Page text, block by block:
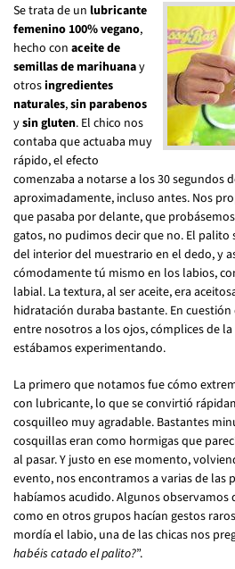
Se trata de un lubricante
femenino 100% vegano,
hecho con aceite de
semillas de marihuanay
otrosingredientes
naturales,sin parabenos
ysin gluten. El chico nos
contaba que actuaba muy
rápido, el efecto
comenzaba a notarse a los 30 segundos
aproximadamente, incluso antes. Nos
que pasaba por delante, que
gatos, no pudimos decir que no. El palito
del interior del muestrario en el dedo, y
cómodamente tú mismo en los labios,
labial. La textura, al ser aceite, era
hidratación duraba bastante. En
entre nosotros a los ojos, cómplices de
estábamos experimentando.
La primero que notamos fue cómo
con lubricante, lo que se convirtió
cosquilleo muy agradable. Bastantes
cosquillas eran como hormigas que
al pasar. Y justo en ese momento,
evento, nos encontramos a varias de las
habíamos acudido. Algunos
como en otros grupos hacían gestos
mordía el labio, una de las chicas nos
habéis catado el palito?”.